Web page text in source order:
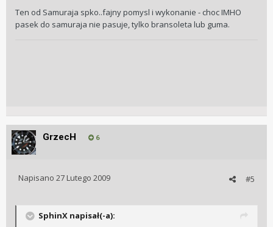
Ten od Samuraja spko..fajny pomysl i wykonanie - choc IMHO
pasek do samuraja nie pasuje, tylko bransoleta lub guma.
GrzecH 6
#5
Napisano 27 Lutego 2009
SphinX napisał(-a):